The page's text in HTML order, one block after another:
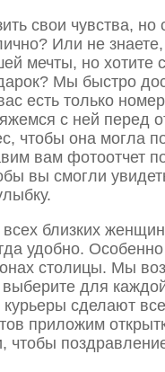
свои чувства, но
Или не
мечты, но хотите
Мы быстро
есть только
с ней перед
чтобы она могла
вам фотоотчет
вы смогли
близких
удобно.
столицы. Мы
выберите для
курьеры сделают
приложим
чтобы